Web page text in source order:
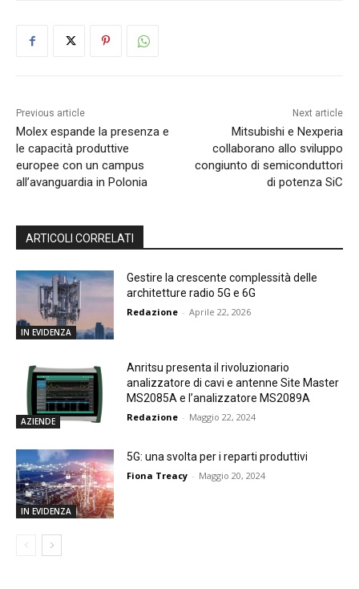
Previous article
Molex espande la presenza e
le capacità produttive
europee con un campus
all’avanguardia in Polonia
Next article
Mitsubishi e Nexperia
collaborano allo sviluppo
congiunto di semiconduttori
di potenza SiC
ARTICOLI CORRELATI
IN EVIDENZA
Gestire la crescente complessità delle
architetture radio 5G e 6G
Redazione - Aprile 22, 2026
AZIENDE
Anritsu presenta il rivoluzionario
analizzatore di cavi e antenne Site Master
MS2085A e l’analizzatore MS2089A
Redazione - Maggio 22, 2024
IN EVIDENZA
5G: una svolta per i reparti produttivi
Fiona Treacy - Maggio 20, 2024